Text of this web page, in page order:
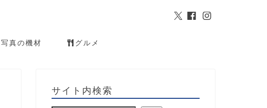
写真の機材 グルメ
サイト内検索